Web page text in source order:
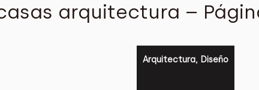
arquitectura –
Arquitectura, Diseño